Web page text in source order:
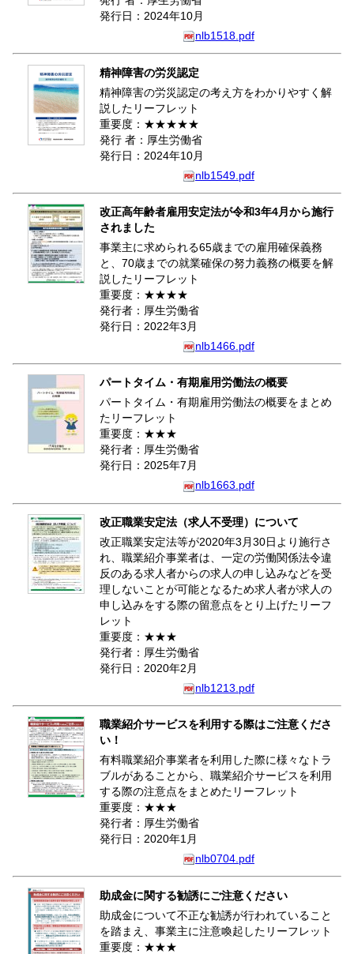
発行日：2024年10月
nlb1518.pdf
精神障害の労災認定
精神障害の労災認定の考え方をわかりやすく解
説したリーフレット
重要度：★★★★★
発行 者：厚生労働省
発行日：2024年10月
nlb1549.pdf
改正高年齢者雇用安定法が令和3年4月から施行
されました
事業主に求められる65歳までの雇用確保義務
と、70歳までの就業確保の努力義務の概要を解
説したリーフレット
重要度：★★★★
発行者：厚生労働省
発行日：2022年3月
nlb1466.pdf
パートタイム・有期雇用労働法の概要
パートタイム・有期雇用労働法の概要をまとめ
たリーフレット
重要度：★★★
発行者：厚生労働省
発行日：2025年7月
nlb1663.pdf
改正職業安定法（求人不受理）について
改正職業安定法等が2020年3月30日より施行さ
れ、職業紹介事業者は、一定の労働関係法令違
反のある求人者からの求人の申し込みなどを受
理しないことが可能となるため求人者が求人の
申し込みをする際の留意点をとり上げたリーフ
レット
重要度：★★★
発行者：厚生労働省
発行日：2020年2月
nlb1213.pdf
職業紹介サービスを利用する際はご注意くださ
い！
有料職業紹介事業者を利用した際に様々なトラ
ブルがあることから、職業紹介サービスを利用
する際の注意点をまとめたリーフレット
重要度：★★★
発行者：厚生労働省
発行日：2020年1月
nlb0704.pdf
助成金に関する勧誘にご注意ください
助成金について不正な勧誘が行われていること
を踏まえ、事業主に注意喚起したリーフレット
重要度：★★★